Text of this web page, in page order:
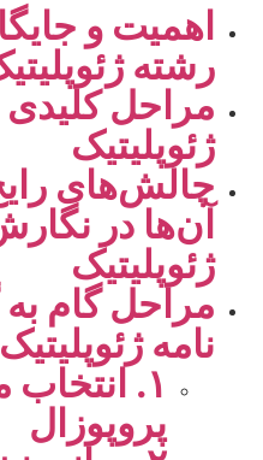
اهمیت و
رشته
مراحل کلیدی
ژئوپلیتیک
چالش‌های
آن‌ها در
ژئوپلیتیک
مراحل گام
نامه ژئوپلیتیک
۱.
پروپوزال